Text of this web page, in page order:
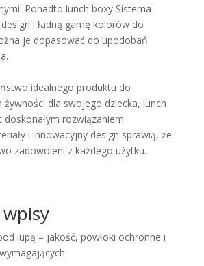
Ponadto lunch boxy Sistema
i ładną gamę kolorów do
je dopasować do upodobań
idealnego produktu do
żywności dla swojego dziecka, lunch
rozwiązaniem.
i innowacyjny design sprawią, że
zadowoleni z każdego użytku.
lupą – jakość, powłoki ochronne i